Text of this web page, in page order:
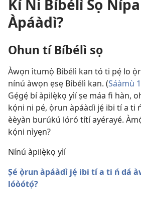
Kí Ni Bíbélì Sọ
Àpáàdì?
Ohun tí Bíbélì sọ
Àwọn ìtumọ̀ Bíbélì kan tó ti pẹ́ lo
nínú àwọn ẹsẹ Bíbélì kan. (Sáàmù
Gẹ́gẹ́ bí àpilẹ̀kọ yìí ṣe máa fi hàn,
kọ́ni ni pé, ọ̀run àpáàdì jẹ́ ibi tí a ti
èèyàn burúkú lóró títí ayérayé.
kọ́ni nìyẹn?
Nínú àpilẹ̀kọ yìí
Ṣé ọ̀run àpáàdì jẹ́ ibi tí a ti ń dá
lóòótọ́?